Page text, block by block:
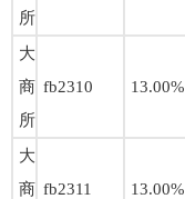
所
大
商
所
fb2310 13.00%
大
商 fb2311 13.00%